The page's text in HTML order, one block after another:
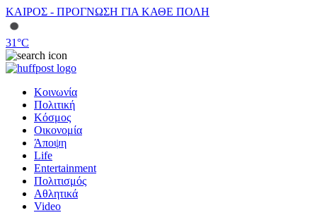
ΚΑΙΡΟΣ - ΠΡΟΓΝΩΣΗ ΓΙΑ ΚΑΘΕ ΠΟΛΗ
31°C
Κοινωνία
Πολιτική
Κόσμος
Οικονομία
Άποψη
Life
Entertainment
Πολιτισμός
Αθλητικά
Video